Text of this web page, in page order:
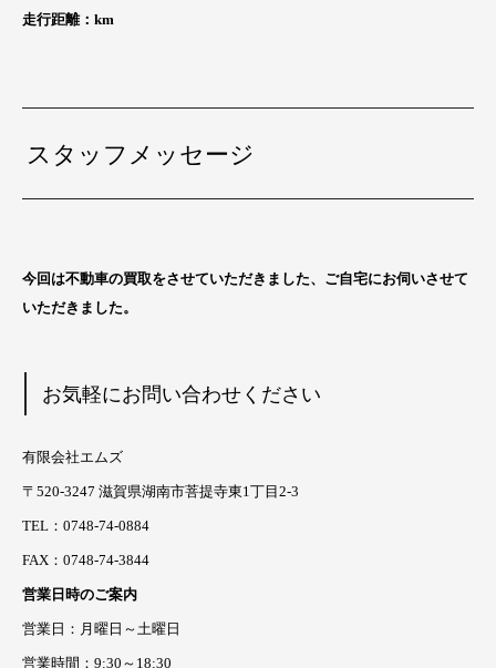
走行距離： km
スタッフメッセージ
今回は不動車の買取をさせていただきました、ご自宅にお伺いさせて
いただきました。
お気軽にお問い合わせください
有限会社エムズ
〒520-3247 滋賀県湖南市菩提寺東1丁目2-3
TEL：0748-74-0884
FAX：0748-74-3844
営業日時のご案内
営業日：月曜日～土曜日
営業時間：9:30～18:30